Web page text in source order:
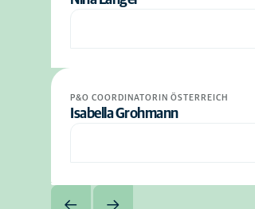
P&O COORDINATORIN ÖSTERREICH
Isabella Grohmann